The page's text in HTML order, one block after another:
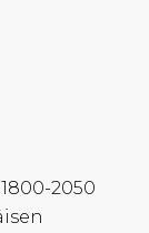
2050